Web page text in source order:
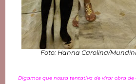
Foto: Hanna Carolina/
Digamos que nossa tentativa de virar obra